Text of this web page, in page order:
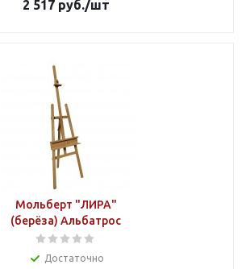
2 517руб./шт
Мольберт "ЛИРА"
(берёза) Альбатрос
Достаточно